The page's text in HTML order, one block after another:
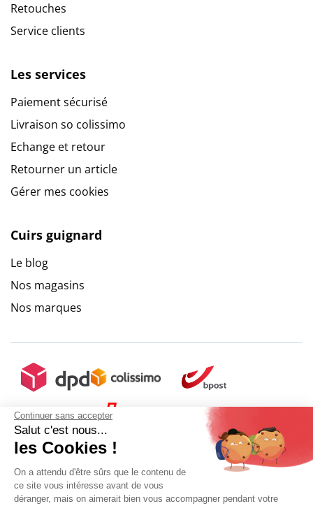
Continuer sans accepter
Salut c'est nous...
les Cookies !
On a attendu d'être sûrs que le contenu de
ce site vous intéresse avant de vous
déranger, mais on aimerait bien vous accompagner pendant votre
(10271 avis)
Retouches
Service clients
Les services
Paiement sécurisé
Livraison so colissimo
Echange et retour
Retourner un article
Gérer mes cookies
Cuirs guignard
Le blog
Nos magasins
Nos marques